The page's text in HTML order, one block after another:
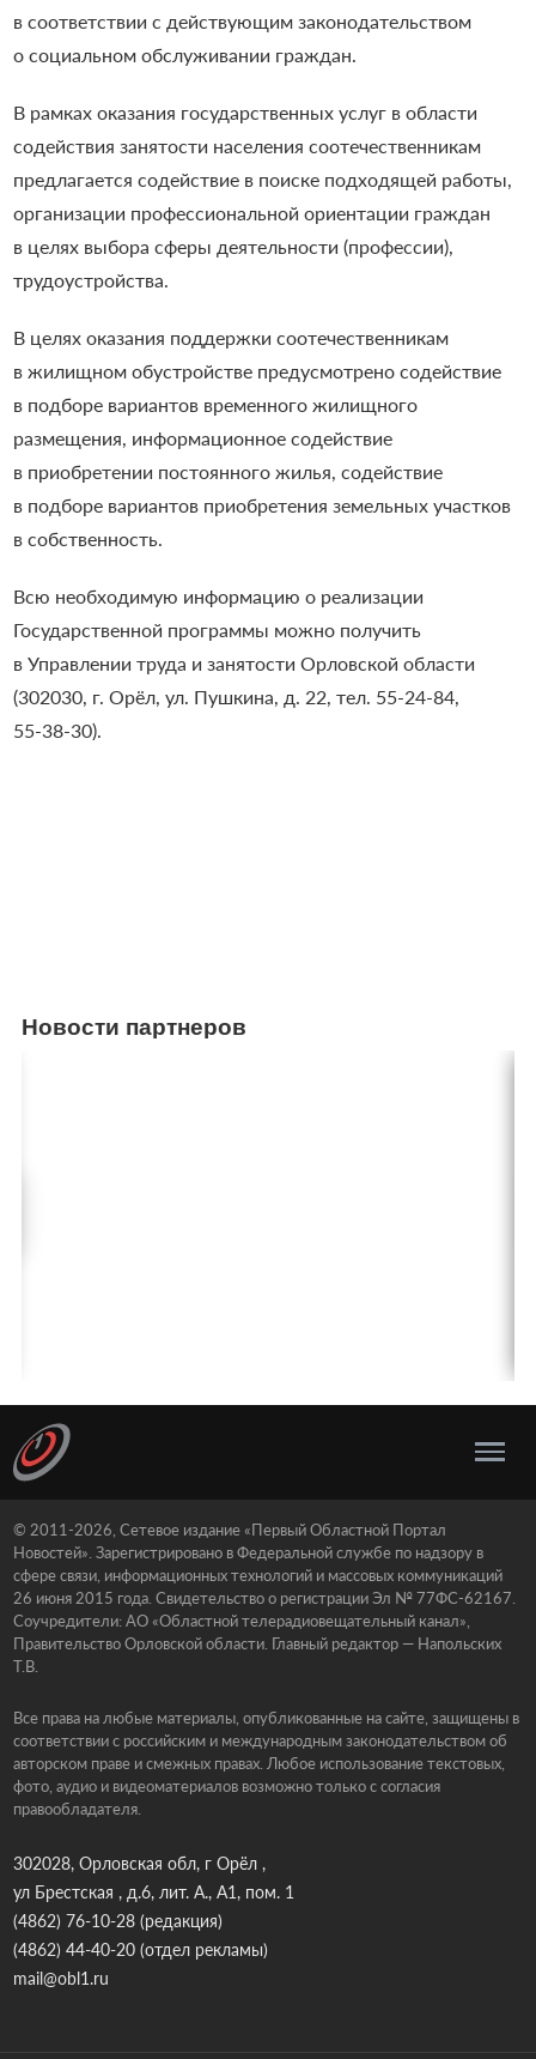
в соответствии с действующим законодательством
о социальном обслуживании граждан.
В рамках оказания государственных услуг в области
содействия занятости населения соотечественникам
предлагается содействие в поиске подходящей работы,
организации профессиональной ориентации граждан
в целях выбора сферы деятельности (профессии),
трудоустройства.
В целях оказания поддержки соотечественникам
в жилищном обустройстве предусмотрено содействие
в подборе вариантов временного жилищного
размещения, информационное содействие
в приобретении постоянного жилья, содействие
в подборе вариантов приобретения земельных участков
в собственность.
Всю необходимую информацию о реализации
Государственной программы можно получить
в Управлении труда и занятости Орловской области
(302030, г. Орёл, ул. Пушкина, д. 22, тел. 55-24-84,
55-38-30).
Новости партнеров
© 2011-2026, Сетевое издание «Первый Областной Портал
Новостей». Зарегистрировано в Федеральной службе по надзору в
сфере связи, информационных технологий и массовых коммуникаций
26 июня 2015 года. Свидетельство о регистрации Эл № 77ФС-62167.
Соучредители: АО «Областной телерадиовещательный канал»,
Правительство Орловской области. Главный редактор — Напольских
Т.В.
Все права на любые материалы, опубликованные на сайте, защищены в
соответствии с российским и международным законодательством об
авторском праве и смежных правах. Любое использование текстовых,
фото, аудио и видеоматериалов возможно только с согласия
правообладателя.
302028, Орловская обл, г Орёл ,
ул Брестская , д.6, лит. А., А1, пом. 1
(4862) 76-10-28(редакция)
(4862) 44-40-20(отдел рекламы)
mail@obl1.ru